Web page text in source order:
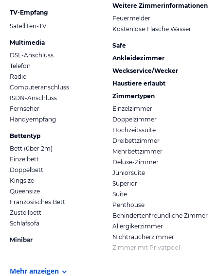
TV-Empfang
Satelliten-TV
Multimedia
DSL-Anschluss
Telefon
Radio
Computeranschluss
ISDN-Anschluss
Fernseher
Handyempfang
Bettentyp
Bett (über 2m)
Einzelbett
Doppelbett
Kingsize
Queensize
Französisches Bett
Zustellbett
Schlafsofa
Minibar
Weitere Zimmerinformationen
Feuermelder
Kostenlose Flasche Wasser
Safe
Ankleidezimmer
Weckservice/Wecker
Haustiere erlaubt
Zimmertypen
Einzelzimmer
Doppelzimmer
Hochzeitssuite
Dreibettzimmer
Mehrbettzimmer
Deluxe-Zimmer
Juniorsuite
Superior
Suite
Penthouse
Behindertenfreundliche Zimmer
Allergikerzimmer
Nichtraucherzimmer
Zimmer mit Privatpool
Mehr anzeigen